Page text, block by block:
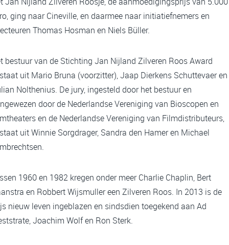
ging naar Cineville, en daarmee naar initiatiefnemers en
Thomas Hosman en Niels Büller.
bestuur van de Stichting Jan Nijland Zilveren Roos Award
uit Mario Bruna (voorzitter), Jaap Dierkens Schuttevaer en
Nolthenius. De jury, ingesteld door het bestuur en
door de Nederlandse Vereniging van Bioscopen en
en de Nederlandse Vereniging van Filmdistributeurs,
uit Winnie Sorgdrager, Sandra den Hamer en Michael
1960 en 1982 kregen onder meer Charlie Chaplin, Bert
en Robbert Wijsmuller een Zilveren Roos. In 2013 is de
nieuw leven ingeblazen en sindsdien toegekend aan Ad
Joachim Wolf en Ron Sterk.